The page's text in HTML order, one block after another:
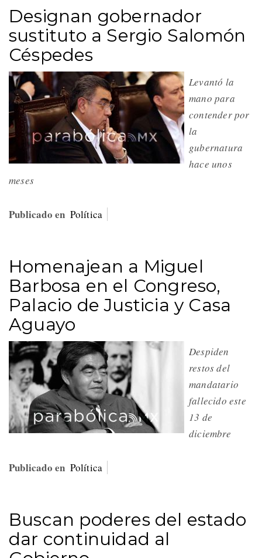
Designan gobernador
sustituto a Sergio Salomón
Céspedes
Levantó la
mano para
contender por
la
gubernatura
hace unos
meses
Publicado en Política
Homenajean a Miguel
Barbosa en el Congreso,
Palacio de Justicia y Casa
Aguayo
Despiden
restos del
mandatario
fallecido este
13 de
diciembre
Publicado en Política
Buscan poderes del estado
dar continuidad al